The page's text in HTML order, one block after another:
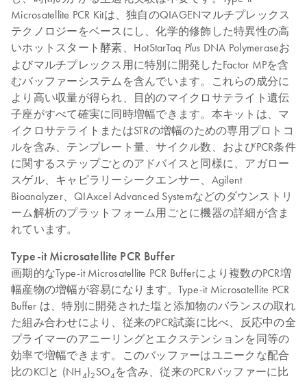
Microsatellite PCR Kitは、独自のQIAGENマルチプレックス
テクノロジーをベースにし、化学的修飾した特異性の高
いホットスタート酵素、HotStarTaq Plus DNA Polymeraseお
よびマルチプレックス用に特別に開発したFactor MPを含
むバッファーシステムを含んでいます。これらの成分に
より高い収量が得られ、目的のマイクロサテライト遺伝
子座がすべて確実に同時増幅できます。本キットは、マ
イクロサテライトまたはSTRの増幅のための専用プロトコ
ルを含み、テンプレート量、サイクル数、およびPCR条件
に関するステップごとのアドバイスと同様に、アガロー
スゲル、キャピラリーシークエンサー、Agilent
Bioanalyzer、QIAxcel Advanced Systemなどのダウンストリ
ーム解析のプラットフォーム用ごとに機器の詳細が含ま
れています。
Type-it Microsatellite PCR Buffer
画期的なType-it Microsatellite PCR Bufferにより複数のPCR増
幅産物の増幅が容易になります。Type-it Microsatellite PCR
Buffer は、特別に開発された塩と添加物のバランスの取れ
た組み合わせにより、従来のPCR試薬に比べ、反応中の全
プライマーのアニーリングとエクステンションを同等の
効率で増幅できます。このバッファーはユニークな配合
比のKClと (NH4)2 SO4を含み、従来のPCRバッファーに比